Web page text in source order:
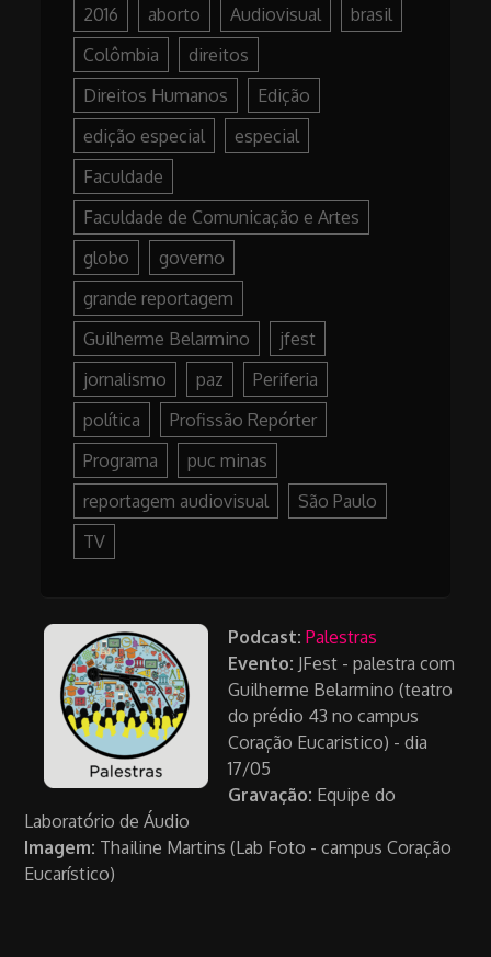
2016 aborto Audiovisual
brasil
Colômbia
direitos
Direitos Humanos
Edição
edição especial
especial
Faculdade
Faculdade de Comunicação e Artes
globo
governo
grande reportagem
Guilherme Belarmino
jfest
jornalismo
paz
Periferia
política
Profissão Repórter
Programa
puc minas
reportagem audiovisual
São Paulo
TV
Podcast: Palestras
Evento: JFest - palestra com
Guilherme Belarmino (teatro
do prédio 43 no campus
Coração Eucaristico) - dia
17/05
Gravação: Equipe do
Laboratório de Áudio
Imagem: Thailine Martins (Lab Foto - campus Coração
Eucarístico)